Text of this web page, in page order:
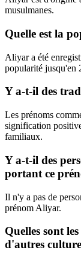
musulmanes.
Quelle est la
Aliyar a été
popularité jusqu'en
Y a-t-il des
Les prénoms
signification
familiaux.
Y a-t-il des
portant ce
Il n'y a pas de
prénom Aliyar.
Quelles sont
d'autres